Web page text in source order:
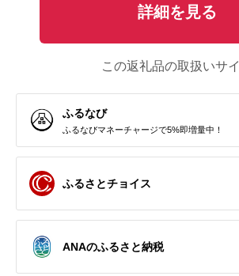
詳細を見る
この返礼品の取扱いサ
ふるなび
ふるなびマネーチャージで5%即増量中！
ふるさとチョイス
ANAのふるさと納税